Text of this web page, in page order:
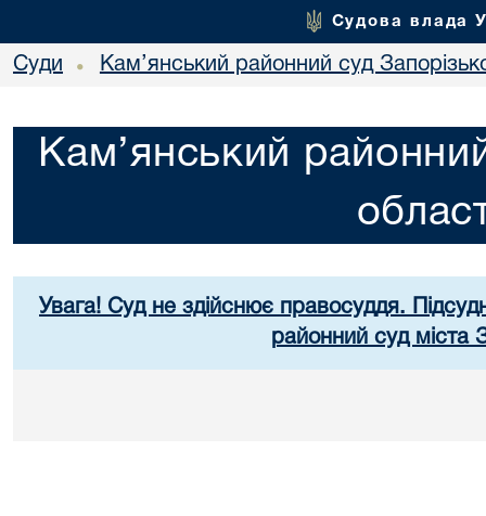
Судова влада
Суди • Кам’янський районний суд
Кам’янський
Увага! Суд не здійснює правосуддя.
районний суд міста